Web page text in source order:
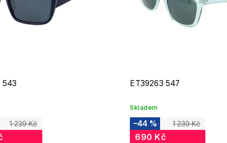
543
1 239 Kč
ET39263 547
Skladem
1 239 Kč
–44 %
690 Kč